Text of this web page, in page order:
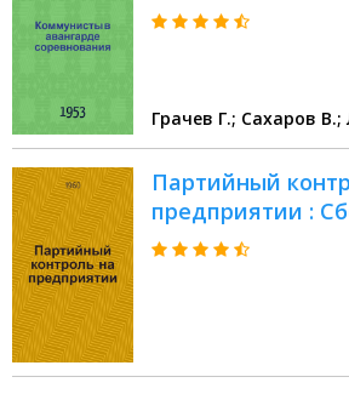
Грачев Г.; Сахаров
Партийный
предприятии :